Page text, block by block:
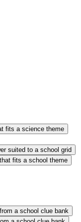
fits a science theme
suited to a school grid
fits a school theme
a school clue bank